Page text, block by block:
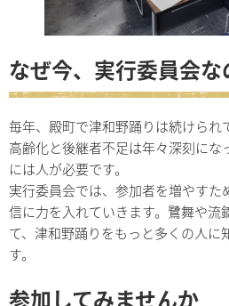
なぜ今、実行委員会な
毎年、殿町で津和野踊りは続けられ
高齢化と後継者不足は年々深刻にな
には人が必要です。
実行委員会では、参加者を増やすた
信に力を入れていきます。鷺舞や流
て、津和野踊りをもっと多くの人に
す。
参加してみませんか